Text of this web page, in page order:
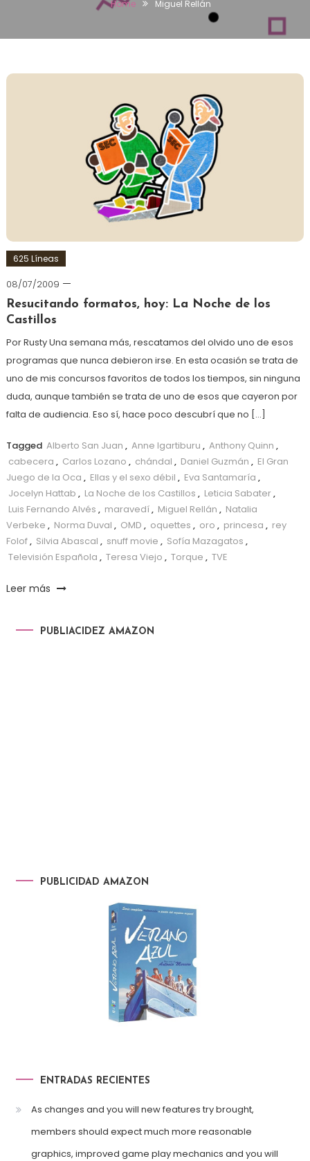
Home Miguel Rellán
625 Líneas
08/07/2009
Resucitando formatos, hoy: La Noche de los
Castillos
Por Rusty Una semana más, rescatamos del olvido uno de esos
programas que nunca debieron irse. En esta ocasión se trata de
uno de mis concursos favoritos de todos los tiempos, sin ninguna
duda, aunque también se trata de uno de esos que cayeron por
falta de audiencia. Eso sí, hace poco descubrí que no […]
Tagged Alberto San Juan , Anne Igartiburu , Anthony Quinn ,
cabecera , Carlos Lozano , chándal , Daniel Guzmán , El Gran
Juego de la Oca , Ellas y el sexo débil , Eva Santamaría ,
Jocelyn Hattab , La Noche de los Castillos , Leticia Sabater,
Luis Fernando Alvés , maravedí, Miguel Rellán , Natalia
Verbeke , Norma Duval , OMD , oquettes , oro , princesa , rey
Folof, Silvia Abascal , snuff movie , Sofía Mazagatos ,
Televisión Española , Teresa Viejo , Torque , TVE
Leer más
PUBLIACIDEZ AMAZON
PUBLICIDAD AMAZON
ENTRADAS RECIENTES
As changes and you will new features try brought,
members should expect much more reasonable
graphics, improved game play mechanics and you will